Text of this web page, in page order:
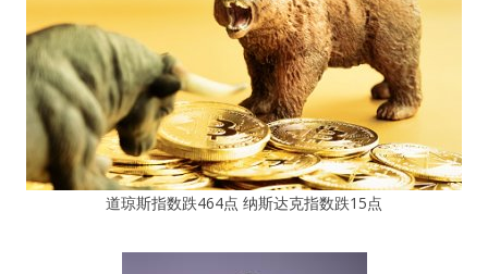
道琼斯指数跌464点 纳斯达克指数跌15点